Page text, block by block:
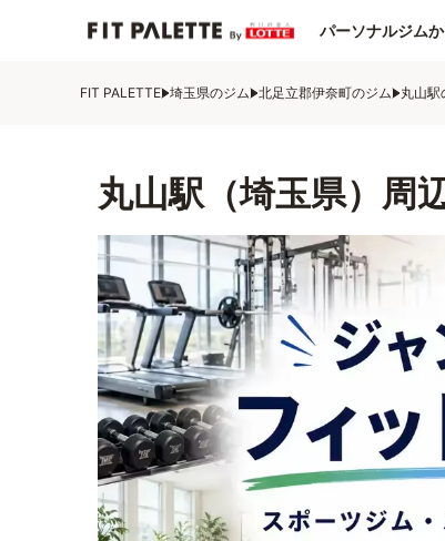
パーソナルジム
FIT PALETTE 埼玉県のジム 北足立郡伊奈町のジム 丸山駅
丸山駅（埼玉県）周